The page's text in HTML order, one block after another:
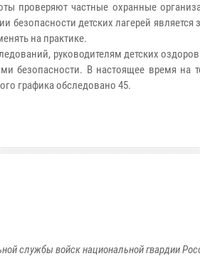
проверяют частные охранные
детских лагерей
на практике.
руководителям детских
безопасности. В настоящее время на
графика обследовано 45.
службы войск национальной гвардии